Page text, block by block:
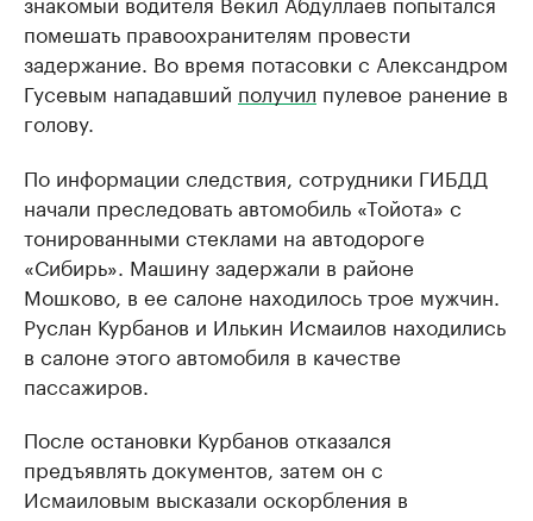
помешать правоохранителям провести
задержание. Во время потасовки с Александром
Гусевым нападавший получил пулевое ранение в
голову.
По информации следствия, сотрудники ГИБДД
начали преследовать автомобиль «Тойота» с
тонированными стеклами на автодороге
«Сибирь». Машину задержали в районе
Мошково, в ее салоне находилось трое мужчин.
Руслан Курбанов и Илькин Исмаилов находились
в салоне этого автомобиля в качестве
пассажиров.
После остановки Курбанов отказался
предъявлять документов, затем он с
Исмаиловым высказали оскорбления в